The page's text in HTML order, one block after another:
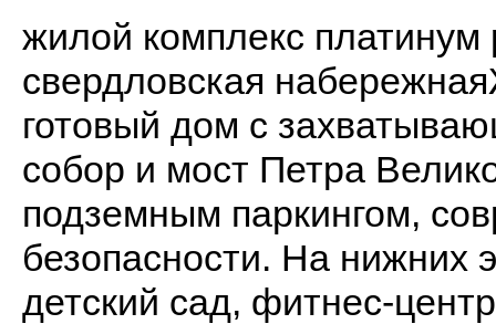
жилой комплекс платинум
свердловская
готовый дом с
собор и мост Петра
подземным паркингом,
безопасности. На нижних
детский сад, фитнес-